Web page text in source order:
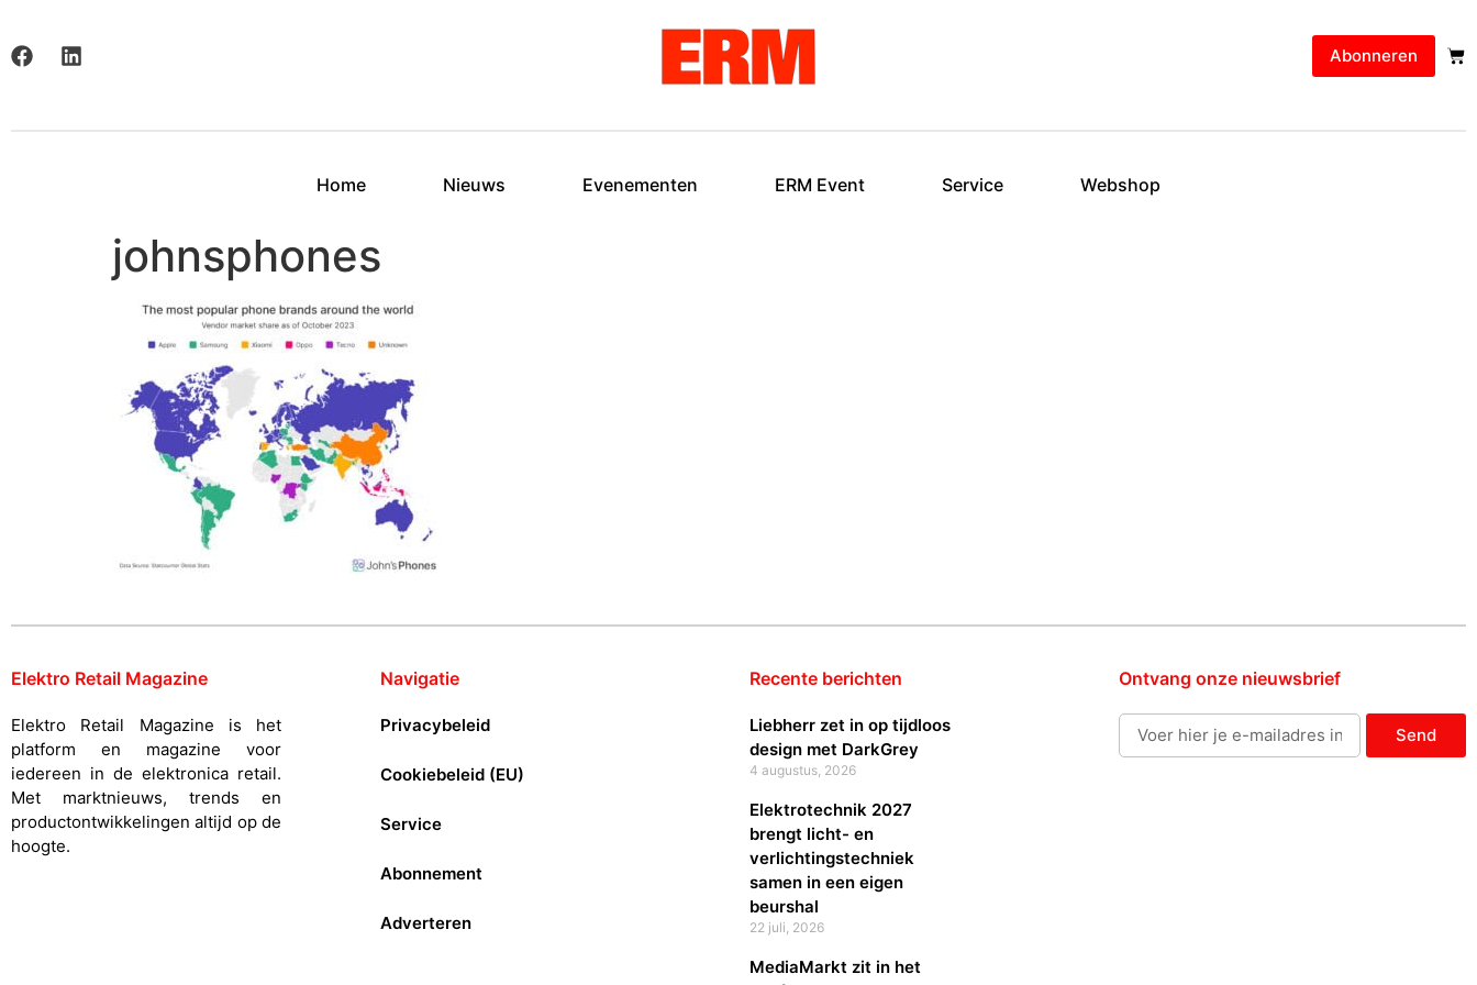
Abonneren
Home Nieuws Evenementen ERM Event Service Webshop
johnsphones
Elektro Retail Magazine Navigatie Recente berichten Ontvang onze nieuwsbrief
Elektro Retail Magazine is het
platform en magazine voor
iedereen in de elektronica retail.
Met marktnieuws, trends en
productontwikkelingen altijd op de
hoogte.
Privacybeleid
Cookiebeleid (EU)
Service
Abonnement
Adverteren
Liebherr zet in op tijdloos
design met DarkGrey
4 augustus, 2026
Elektrotechnik 2027
brengt licht- en
verlichtingstechniek
samen in een eigen
beurshal
22 juli, 2026
MediaMarkt zit in het
Send